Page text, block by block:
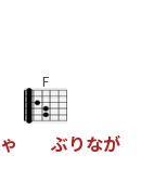
ゃ
F
ぶりなが